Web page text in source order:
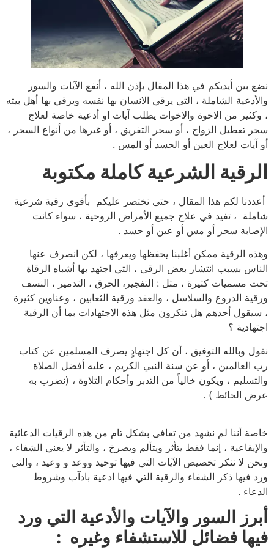
نضع بين أيديكم في هذا المقال بإذن الله ، أنفع الآيات والسور
والأدعية الشاملة ، التي يرقي الانسان بها نفسه ويرقي بها أهل بيته
، وكثير من الاخوة والاخوات يطلب آيات او أدعية خاصة لعلاج
سحر تعطيل الزواج ، أو سحر التفريق ، أو غيرها من أنواع السحر ،
أو آيات لعلاج العين أو الحسد أو المس .
الرقية الشرعية كاملة مكتوبة
أعددنا لكم هذا المقال ، حتى نختصر عليكم بأقوى رقية شرعية
شاملة ، تفيد في علاج جميع الأمراض الروحية ، سواء كانت
الإصابة سحر أو مس أو عين أو حسد .
وهذه الرقية ممكن أغلبنا يحفظها ويعرفها ، لكن انصرف عنها
الناس بسبب انتشار بعض الرقى ، التي اجتهد بها أشباه الرقاة
تحت مسميات كثيرة ، مثل : التفجير، الحرق ، التدمير ، النسف
ورقية الدروع والسلاسل ، والعقد ورقية الثعابين ، وعناوين كثيرة
، سيقول أحدهم هل تنكرون مثل هذه الاجتهادات بما أن الرقية
اجتهادية ؟
نقول وبالله التوفيق ، أن كل اجتهادٍ يصرف المسلمين عن كتاب
رب العالمين ، أو عن سنة النبي الكريم ، عليه أفضل الصلاة
والتسليم ، ويكون خالياً من التدبر وأحكام التلاوة ، (نضرب به
عرض الحائط ) .
خاصة أننا لم نشهد من تعافى بشكل تام من هذه الرقيات الدعائية
والإيقاعية ، إنما فقط يتأثر ويتألم ويصرخ ، والتأثر لا يعني الشفاء ،
ونحن لا ننكر تخصيص الآيات التي فيها توحيد ووعد و وعيد ، والتي
ورد فيها ذكر الشفاء والرقية التي فيها ادعية بادآب وشروط
الدعاء .
أبرز السور والآيات والأدعية التي ورد
فيها فضائل للاستشفاء وغيره :